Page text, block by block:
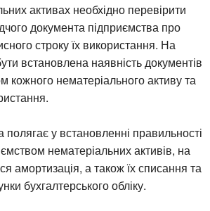
активах необхідно перевірити
документа підприємства про
строку їх використання. На
встановлена наявність документів
кожного нематеріального активу та
у встановленні правильності
нематеріальних активів, на
амортизація, а також їх списання та
бухгалтерського обліку.